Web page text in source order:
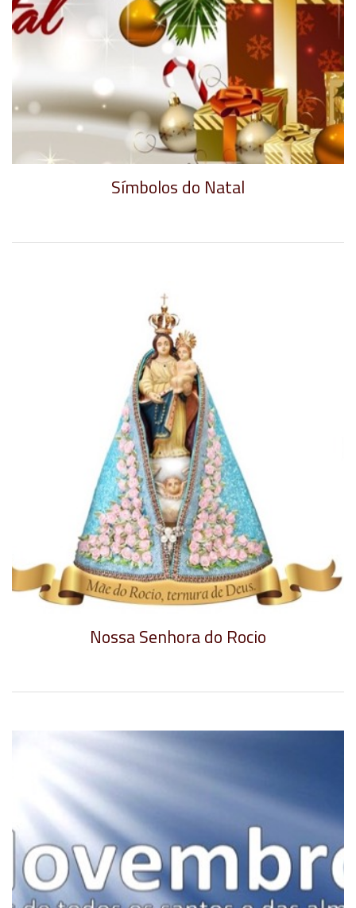
​Símbolos do Natal
Nossa Senhora do Rocio